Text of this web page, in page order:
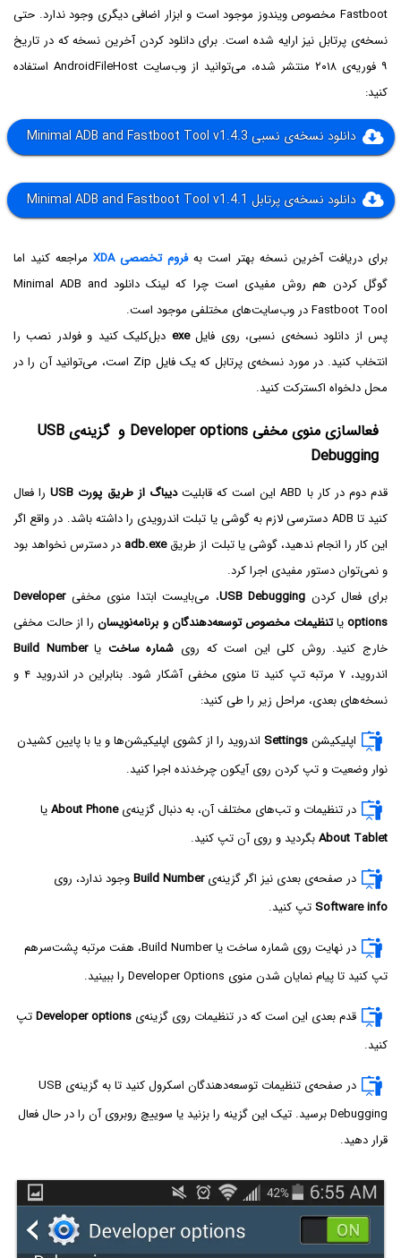
Fastboot مخصوص ویندوز موجود است و ابزار اضافی دیگری وجود ندارد. حتی
نسخه‌ی پرتابل نیز ارایه شده است. برای دانلود کردن آخرین نسخه‌ که در تاریخ
۹ فوریه‌ی ۲۰۱۸ منتشر شده، می‌توانید از وب‌سایت AndroidFileHost استفاده
کنید:
دانلود نسخه‌ی نسبی Minimal ADB and Fastboot Tool v1.4.3
دانلود نسخه‌ی پرتابل Minimal ADB and Fastboot Tool v1.4.1
برای دریافت آخرین نسخه بهتر است بهفروم تخصصی XDA
مراجعه کنید اما
گوگل کردن هم روش مفیدی است چرا که لینک دانلود Minimal ADB and
Fastboot Tool در وب‌سایت‌های مختلفی موجود است.
پس از دانلود نسخه‌ی نسبی، روی فایلexe دبل‌کلیک کنید و فولدر نصب را
انتخاب کنید. در مورد نسخه‌ی پرتابل که یک فایل Zip است، می‌توانید آن را در
محل دلخواه اکسترکت کنید.
فعالسازی منوی مخفی Developer options و گزینه‌ی USB
Debugging
قدم دوم در کار با ABD این است که قابلیت دیباگ از طریق پورت USB
را فعال
کنید تا ADB دسترسی لازم به گوشی یا تبلت اندرویدی را داشته باشد. در واقع اگر
این کار را انجام ندهید، گوشی یا تبلت از طریقadb.exe در دسترس نخواهد بود
و نمی‌توان دستور مفیدی اجرا کرد.
برای فعال کردن USB Debugging، می‌بایست ابتدا منوی مخفیDeveloper
optionsیاتنظیمات مخصوص توسعه‌دهندگان و برنامه‌نویسانرا از حالت مخفی
خارج کنید. روش کلی این است که روی شماره ساخت یاBuild Number
اندروید، ۷ مرتبه تپ کنید تا منوی مخفی آشکار شود. بنابراین در اندروید ۴ و
نسخه‌های بعدی، مراحل زیر را طی کنید:
اپلیکیشنSettings اندروید را از کشوی اپلیکیشن‌ها و یا با پایین کشیدن
نوار وضعیت و تپ کردن روی آیکون چرخدنده اجرا کنید.
در تنظیمات و تب‌های مختلف آن، به دنبال گزینه‌یAbout Phoneیا
About Tabletبگردید و روی آن تپ کنید.
در صفحه‌ی بعدی نیز اگر گزینه‌یBuild Numberوجود ندارد، روی
Software info تپ کنید.
در نهایت روی شماره ساخت یا Build Number، هفت مرتبه پشت‌سرهم
تپ کنید تا پیام نمایان شدن منوی Developer Options را ببینید.
قدم بعدی این است که در تنظیمات روی گزینه‌ی Developer optionsتپ
کنید.
در صفحه‌ی تنظیمات توسعه‌دهندگان اسکرول کنید تا به گزینه‌ی USB
Debugging برسید. تیک این گزینه را بزنید یا سوییچ روبروی آن را در حال فعال
قرار دهید.